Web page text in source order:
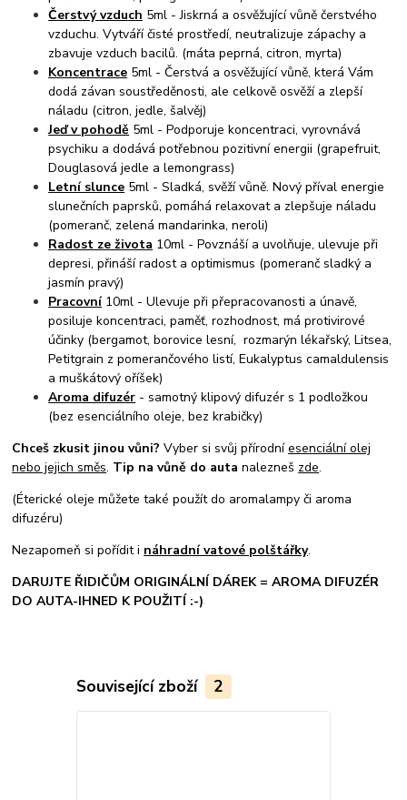
Čerstvý vzduch 5ml - Jiskrná a osvěžující vůně čerstvého
vzduchu. Vytváří čisté prostředí, neutralizuje zápachy a
zbavuje vzduch bacilů. (máta peprná, citron, myrta)
Koncentrace 5ml - Čerstvá a osvěžující vůně, která Vám
dodá závan soustředěnosti, ale celkově osvěží a zlepší
náladu (citron, jedle, šalvěj)
Jeď v pohodě 5ml - Podporuje koncentraci, vyrovnává
psychiku a dodává potřebnou pozitivní energii (grapefruit,
Douglasová jedle a lemongrass)
Letní slunce 5ml - Sladká, svěží vůně. Nový příval energie
slunečních paprsků, pomáhá relaxovat a zlepšuje náladu
(pomeranč, zelená mandarinka, neroli)
Radost ze života 10ml - Povznáší a uvolňuje, ulevuje při
depresi, přináší radost a optimismus (pomeranč sladký a
jasmín pravý)
Pracovní10ml - Ulevuje při přepracovanosti a únavě,
posiluje koncentraci, paměť, rozhodnost, má protivirové
účinky (bergamot, borovice lesní, rozmarýn lékařský, Litsea,
Petitgrain z pomerančového listí, Eukalyptus camaldulensis
a muškátový oříšek)
Aroma difuzér - samotný klipový difuzér s 1 podložkou
(bez esenciálního oleje, bez krabičky)
Chceš zkusit jinou vůni? Vyber si svůj přírodníesenciální olej
nebo jejich směs. Tip na vůně do autanalezneš zde.
(Éterické oleje můžete také použít do aromalampy či aroma
difuzéru)
Nezapomeň si pořídit i náhradní vatové polštářky.
DARUJTE ŘIDIČŮM ORIGINÁLNÍ DÁREK = AROMA DIFUZÉR
DO AUTA-IHNED K POUŽITÍ :-)
Související zboží 2